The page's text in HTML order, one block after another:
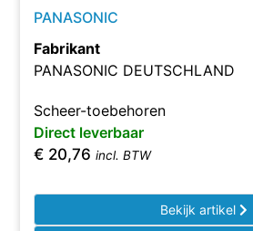
PANASONIC
Fabrikant
PANASONIC DEUTSCHLAND
Scheer-toebehoren
Direct leverbaar
€ 20,76 incl. BTW
Bekijk artikel